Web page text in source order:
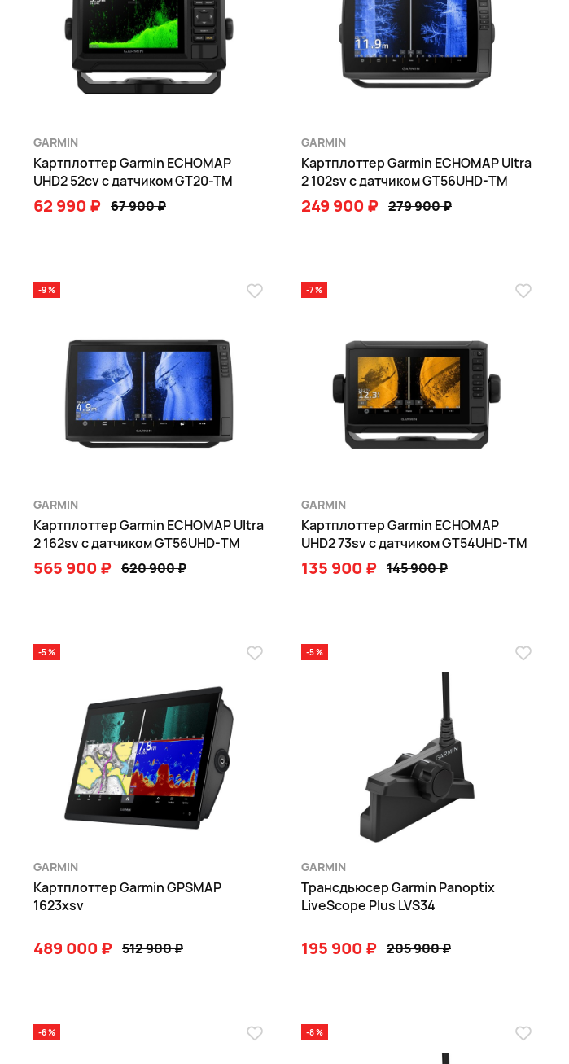
GARMIN
Картплоттер Garmin ECHOMAP
UHD2 52cv с датчиком GT20-TM
62 990 ₽ 67 900 ₽
GARMIN
Картплоттер Garmin ECHOMAP Ultra
2 102sv с датчиком GT56UHD-TM
249 900 ₽ 279 900 ₽
-9 %
GARMIN
Картплоттер Garmin ECHOMAP Ultra
2 162sv с датчиком GT56UHD-TM
565 900 ₽ 620 900 ₽
-7 %
GARMIN
Картплоттер Garmin ECHOMAP
UHD2 73sv с датчиком GT54UHD-TM
135 900 ₽ 145 900 ₽
-5 %
GARMIN
Картплоттер Garmin GPSMAP
1623xsv
489 000 ₽ 512 900 ₽
-5 %
GARMIN
Трансдьюсер Garmin Panoptix
LiveScope Plus LVS34
195 900 ₽ 205 900 ₽
-6 % -8 %